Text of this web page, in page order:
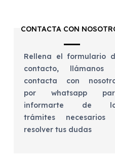
CONTACTA CON
Rellena el formulario
contacto, llámanos
contacta con
por whatsapp
informarte de
trámites necesarios
resolver tus dudas